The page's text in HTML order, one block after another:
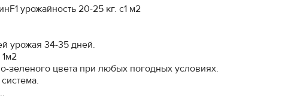
урожайность 20-25 кг. с1 м2
урожая 34-35 дней.
зеленого цвета при любых погодных условиях.